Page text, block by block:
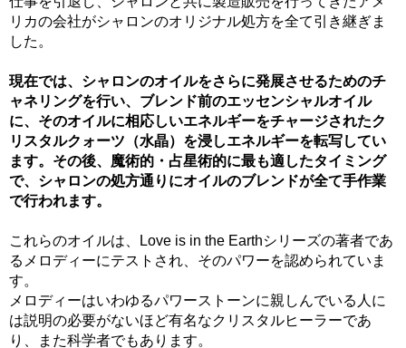
リカの会社がシャロンのオリジナル処方を全て引き継ぎま
した。
現在では、シャロンのオイルをさらに発展させるためのチ
ャネリングを行い、ブレンド前のエッセンシャルオイル
に、そのオイルに相応しいエネルギーをチャージされたク
リスタルクォーツ（水晶）を浸しエネルギーを転写してい
ます。その後、魔術的・占星術的に最も適したタイミング
で、シャロンの処方通りにオイルのブレンドが全て手作業
で行われます。
これらのオイルは、Love is in the Earthシリーズの著者であ
るメロディーにテストされ、そのパワーを認められていま
す。
メロディーはいわゆるパワーストーンに親しんでいる人に
は説明の必要がないほど有名なクリスタルヒーラーであ
り、また科学者でもあります。